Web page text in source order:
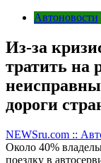
Автоновости
Из-за
тратить на
дороги
NEWSru.com ::
Около 40%
поездку в